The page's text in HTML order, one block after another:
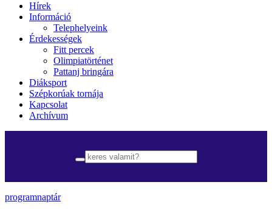
Hírek
Információ
Telephelyeink
Érdekességek
Fitt percek
Olimpiatörténet
Pattanj bringára
Diáksport
Szépkorúak tornája
Kapcsolat
Archívum
programnaptár